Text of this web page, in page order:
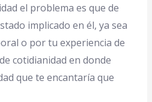
el problema es que de
implicado en él, ya sea
o por tu experiencia de
cotidianidad en donde
que te encantaría que